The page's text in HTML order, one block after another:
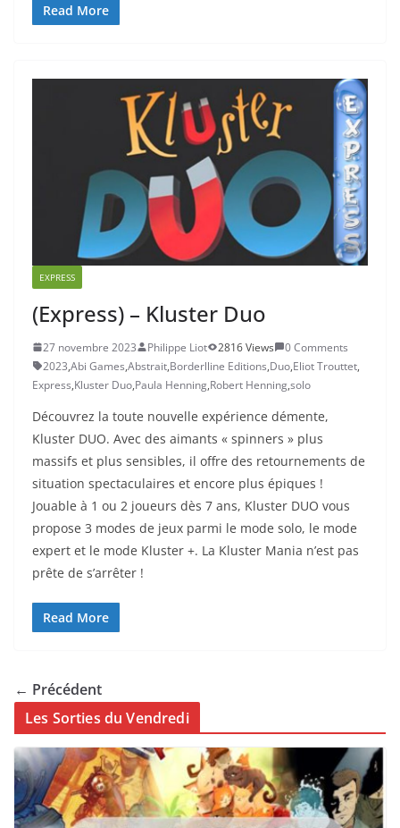
Read More
EXPRESS
(Express) – Kluster Duo
27 novembre 2023 Philippe Liot 2816 Views
0 Comments
2023,Abi Games,Abstrait,Borderlline Editions,Duo,Eliot Trouttet,
Express,Kluster Duo,Paula Henning,Robert Henning,solo
Découvrez la toute nouvelle expérience démente,
Kluster DUO. Avec des aimants « spinners » plus
massifs et plus sensibles, il offre des retournements de
situation spectaculaires et encore plus épiques !
Jouable à 1 ou 2 joueurs dès 7 ans, Kluster DUO vous
propose 3 modes de jeux parmi le mode solo, le mode
expert et le mode Kluster +. La Kluster Mania n’est pas
prête de s’arrêter !
Read More
← Précédent
Les Sorties du Vendredi